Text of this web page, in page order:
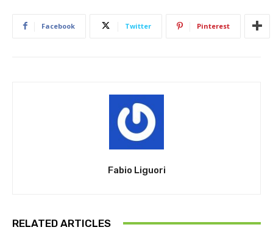
Facebook Twitter Pinterest
Fabio Liguori
RELATED ARTICLES